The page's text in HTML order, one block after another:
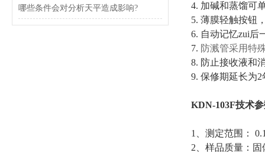
哪些条件会对分析天平造成影响?
4. 加碱和蒸馏可
5. 薄膜轻触按钮
6. 自动记忆zui后
7. 防溅管采用特
8. 防止接收液和
9. 保修期延长为
KDN-103F技术
1、测定范围：
2、样品质量：固